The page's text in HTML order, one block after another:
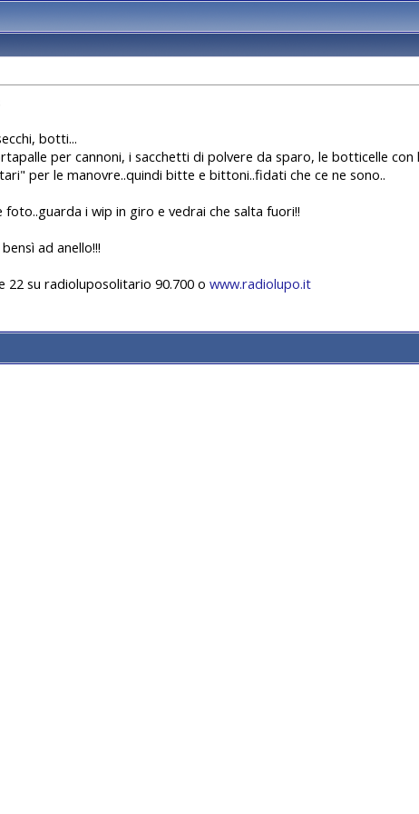
botti...
per cannoni, i sacchetti di polvere da sparo, le botticelle con
per le manovre..quindi bitte e bittoni..fidati che ce ne sono..
i wip in giro e vedrai che salta fuori!!
ad anello!!!
22 su radioluposolitario 90.700 o www.radiolupo.it